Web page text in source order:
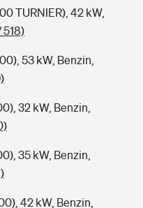
TURNIER), 42 kW,
518)
53 kW, Benzin,
32 kW, Benzin,
35 kW, Benzin,
42 kW, Benzin,